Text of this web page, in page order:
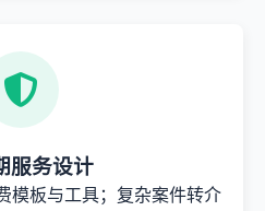
服务设计
模板与工具；复杂案件转介